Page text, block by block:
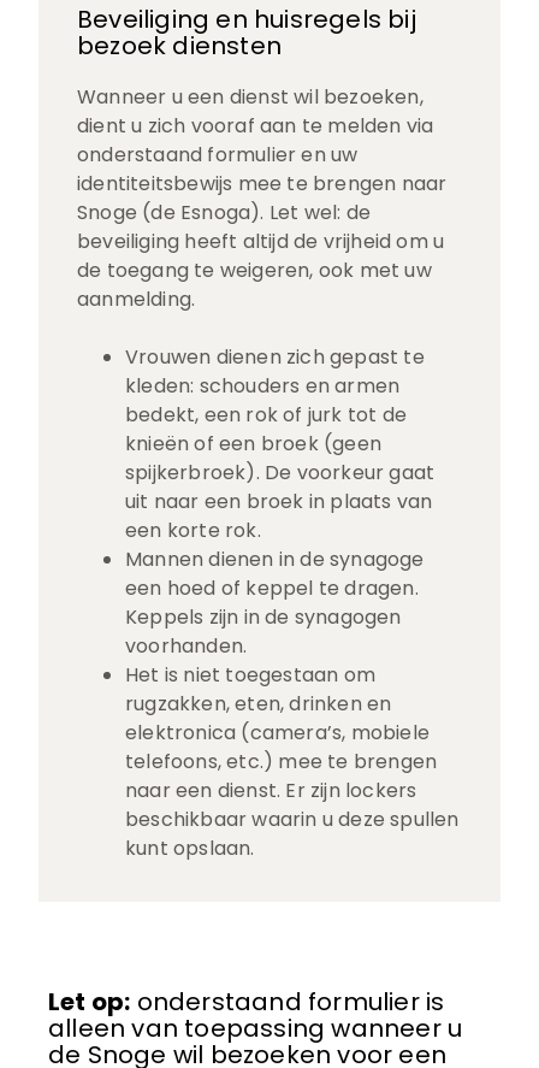
Beveiliging en huisregels bij
bezoek diensten
Wanneer u een dienst wil bezoeken,
dient u zich vooraf aan te melden via
onderstaand formulier en uw
identiteitsbewijs mee te brengen naar
Snoge (de Esnoga). Let wel: de
beveiliging heeft altijd de vrijheid om u
de toegang te weigeren, ook met uw
aanmelding.
Vrouwen dienen zich gepast te
kleden: schouders en armen
bedekt, een rok of jurk tot de
knieën of een broek (geen
spijkerbroek). De voorkeur gaat
uit naar een broek in plaats van
een korte rok.
Mannen dienen in de synagoge
een hoed of keppel te dragen.
Keppels zijn in de synagogen
voorhanden.
Het is niet toegestaan om
rugzakken, eten, drinken en
elektronica (camera’s, mobiele
telefoons, etc.) mee te brengen
naar een dienst. Er zijn lockers
beschikbaar waarin u deze spullen
kunt opslaan.
Let op: onderstaand formulier is
alleen van toepassing wanneer u
de Snoge wil bezoeken voor een